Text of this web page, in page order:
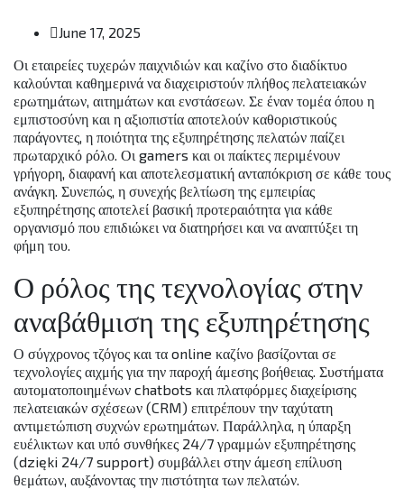
June 17, 2025
Οι εταιρείες τυχερών παιχνιδιών και καζίνο στο διαδίκτυο
καλούνται καθημερινά να διαχειριστούν πλήθος πελατειακών
ερωτημάτων, αιτημάτων και ενστάσεων. Σε έναν τομέα όπου η
εμπιστοσύνη και η αξιοπιστία αποτελούν καθοριστικούς
παράγοντες, η ποιότητα της εξυπηρέτησης πελατών παίζει
πρωταρχικό ρόλο. Οι gamers και οι παίκτες περιμένουν
γρήγορη, διαφανή και αποτελεσματική ανταπόκριση σε κάθε τους
ανάγκη. Συνεπώς, η συνεχής βελτίωση της εμπειρίας
εξυπηρέτησης αποτελεί βασική προτεραιότητα για κάθε
οργανισμό που επιδιώκει να διατηρήσει και να αναπτύξει τη
φήμη του.
Ο ρόλος της τεχνολογίας στην
αναβάθμιση της εξυπηρέτησης
Ο σύγχρονος τζόγος και τα online καζίνο βασίζονται σε
τεχνολογίες αιχμής για την παροχή άμεσης βοήθειας. Συστήματα
αυτοματοποιημένων chatbots και πλατφόρμες διαχείρισης
πελατειακών σχέσεων (CRM) επιτρέπουν την ταχύτατη
αντιμετώπιση συχνών ερωτημάτων. Παράλληλα, η ύπαρξη
ευέλικτων και υπό συνθήκες 24/7 γραμμών εξυπηρέτησης
(dzięki 24/7 support) συμβάλλει στην άμεση επίλυση
θεμάτων, αυξάνοντας την πιστότητα των πελατών.